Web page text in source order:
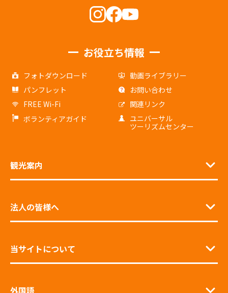
お役立ち情報
フォトダウンロード
動画ライブラリー
パンフレット
お問い合わせ
FREE Wi-Fi
関連リンク
ボランティアガイド
ユニバーサル
ツーリズムセンター
観光案内
法人の皆様へ
当サイトについて
外国語